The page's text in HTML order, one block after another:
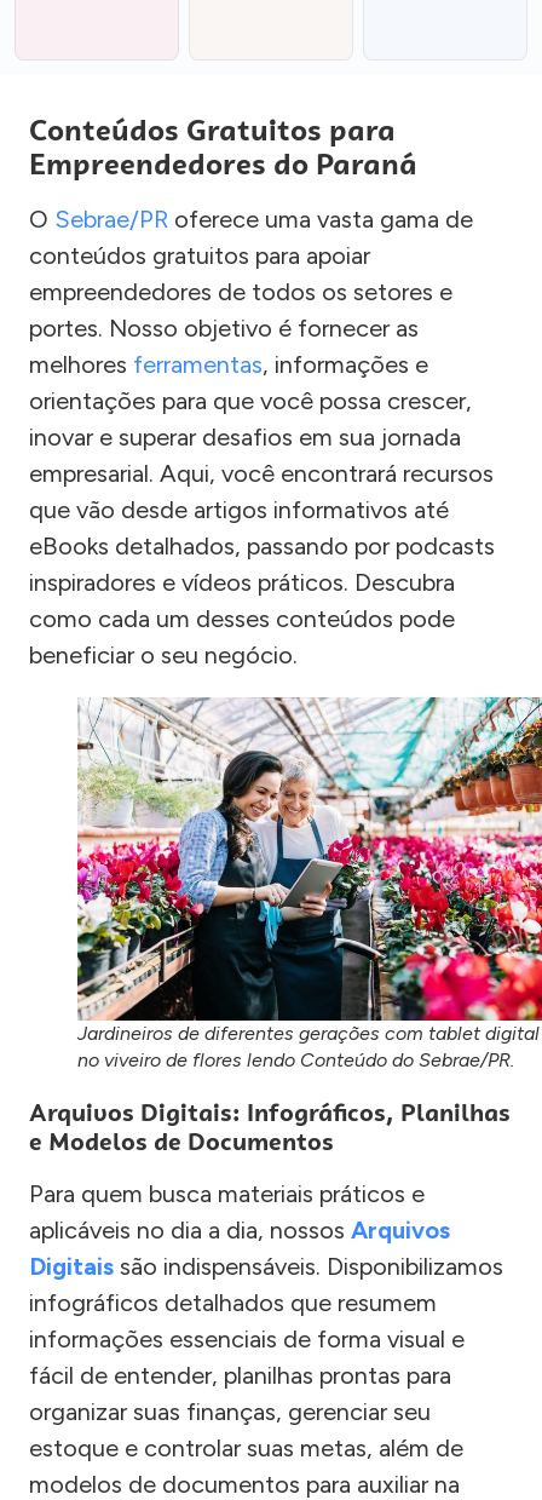
Conteúdos Gratuitos para
Empreendedores do Paraná
O Sebrae/PR oferece uma vasta gama de
conteúdos gratuitos para apoiar
empreendedores de todos os setores e
portes. Nosso objetivo é fornecer as
melhores ferramentas, informações e
orientações para que você possa crescer,
inovar e superar desafios em sua jornada
empresarial. Aqui, você encontrará recursos
que vão desde artigos informativos até
eBooks detalhados, passando por podcasts
inspiradores e vídeos práticos. Descubra
como cada um desses conteúdos pode
beneficiar o seu negócio.
Jardineiros de diferentes gerações com tablet digital
no viveiro de flores lendo Conteúdo do Sebrae/PR.
Arquivos Digitais: Infográficos, Planilhas
e Modelos de Documentos
Para quem busca materiais práticos e
aplicáveis no dia a dia, nossos Arquivos
Digitais são indispensáveis. Disponibilizamos
infográficos detalhados que resumem
informações essenciais de forma visual e
fácil de entender, planilhas prontas para
organizar suas finanças, gerenciar seu
estoque e controlar suas metas, além de
modelos de documentos para auxiliar na